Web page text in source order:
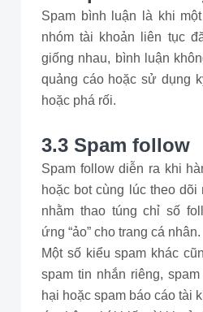
Spam bình luận là khi
nhóm tài khoản liên tục
giống nhau, bình luận
quảng cáo hoặc sử dụng
hoặc phá rối.
3.3 Spam follow
Spam follow diễn ra khi
hoặc bot cùng lúc theo dõi
nhằm thao túng chỉ số
ứng “ảo” cho trang cá nhân.
Một số kiểu spam khác
spam tin nhắn riêng,
hại hoặc spam báo cáo tài